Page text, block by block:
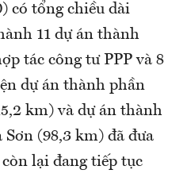
có tổng chiều dài
11 dự án thành
tác công tư PPP và 8
dự án thành phần
km) và dự án thành
(98,3 km) đã đưa
lại đang tiếp tục